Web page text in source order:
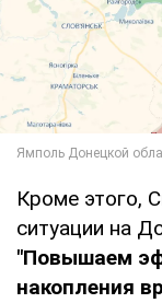
Кроме этого,
ситуации на
"Повышаем
накопления